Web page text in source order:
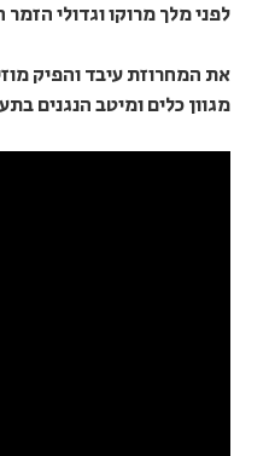
לפני מלך מרוקו וגדולי
את המחרוזת עיבד והפיק
מגוון כלים ומיטב הנגנים